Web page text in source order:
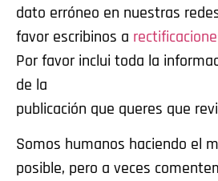
dato erróneo en nuestras
favor escribinos a
Por favor inclui toda la
de la
publicación que queres que
Somos humanos haciendo el
posible, pero a veces